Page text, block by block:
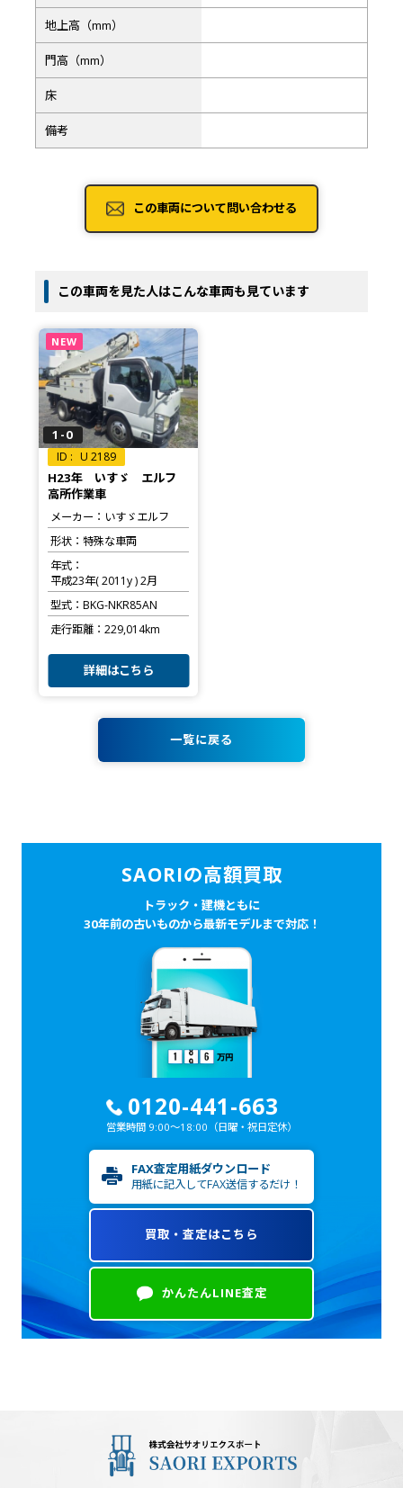
地上高（mm）
門高（mm）
床
備考
この車両について問い合わせる
この車両を見た人はこんな車両も見ています
NEW
1-0
U 2189
H23年 いすゞ エルフ
高所作業車
メーカー
いすゞエルフ
形状
特殊な車両
年式
平成23年( 2011y ) 2月
型式
BKG-NKR85AN
走行距離
229,014km
詳細はこちら
一覧に戻る
SAORIの高額買取
トラック・建機ともに
30年前の古いものから最新モデルまで対応！
0120-441-663
営業時間 9:00～18:00 （日曜・祝日定休）
FAX査定用紙ダウンロード
用紙に記入してFAX送信するだけ！
買取・査定はこちら
かんたんLINE査定